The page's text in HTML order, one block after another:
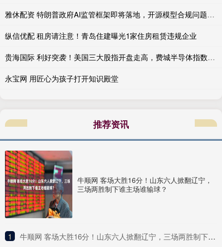
雅休配资 特朗普政府AI监管框架即将落地，开源模型合规问题悬而未决
纵信优配 租房请注意！青岛住建曝光1家住房租赁违规企业
贵海国际 利好突袭！美国三大股指开盘走高，费城半导体指数大涨
永宝网 用匠心为孩子打开知识殿堂
推荐资讯
牛顺网 客场大胜16分！山东六人掀翻辽宁，
三场两胜制下谁主场谁输球？
1 ​牛顺网 客场大胜16分！山东六人掀翻辽宁，三场两胜制下谁主场谁输球？